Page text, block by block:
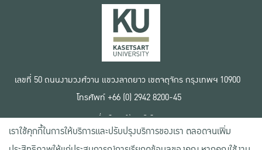
เลขที่ 50 ถนนงามวงศ์วาน แขวงลาดยาว เขตจตุจักร กรุงเทพฯ 10900
โทรศัพท์ +66 (0) 2942 8200-45
เงื่อนไขการใช้งานเว็บไซต์
ข้อตกลงด้านสิทธิ์ใช้งาน
นโยบายความเป็นส่วนตัว
เราใช้คุกกี้ในการให้บริการและปรับปรุงบริการของเรา ตลอดจนเพิ่ม